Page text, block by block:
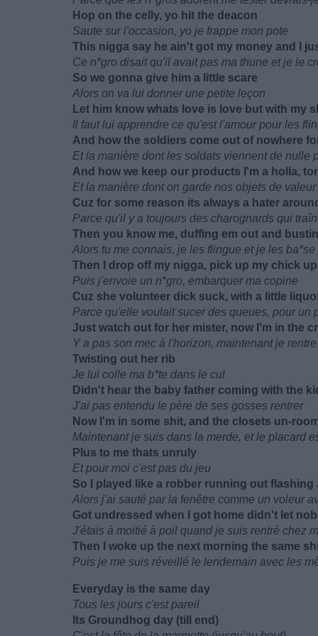
Hop on the celly, yo hit the deacon
Saute sur l'occasion, yo je frappe mon pote
This nigga say he ain't got my money and I
Ce n*gro disait qu'il avait pas ma thune et je le
So we gonna give him a little scare
Alors on va lui donner une petite leçon
Let him know whats love is love but with my
Il faut lui apprendre ce qu'est l'amour pour les
And how the soldiers come out of nowhere
Et la manière dont les soldats viennent de nulle
And how we keep our products I'm a holla,
Et la manière dont on garde nos objets de valeur
Cuz for some reason its always a hater around
Parce qu'il y a toujours des charognards qui
Then you know me, duffing em out and
Alors tu me connais, je les flingue et je les ba*se
Then I drop off my nigga, pick up my chick up
Puis j'envoie un n*gro, embarquer ma copine
Cuz she volunteer dick suck, with a little
Parce qu'elle voulait sucer des queues, pour un
Just watch out for her mister, now I'm in the
Y a pas son mec à l'horizon, maintenant je
Twisting out her rib
Je lui colle ma b*te dans le cul
Didn't hear the baby father coming with the
J'ai pas entendu le père de ses gosses rentrer
Now I'm in some shit, and the closets un-
Maintenant je suis dans la merde, et le placard
Plus to me thats unruly
Et pour moi c'est pas du jeu
So I played like a robber running out flashing
Alors j'ai sauté par la fenêtre comme un voleur
Got undressed when I got home didn't let
J'étais à moitié à poil quand je suis rentré chez
Then I woke up the next morning the same
Puis je me suis réveillé le lendemain avec les
Everyday is the same day
Tous les jours c'est pareil
Its Groundhog day (till end)